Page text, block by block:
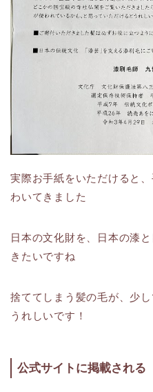
実際お手紙をいただけると
わいてきました
日本の文化財を、日本の漆
きたいですね
捨ててしまう髪の毛が、少
うれしいです！
公式サイトに掲載される